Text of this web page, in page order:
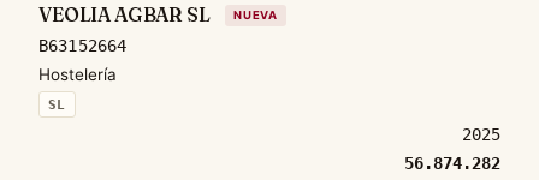
VEOLIA AGBAR SL NUEVA
B63152664
Hostelería
SL
2025
56.874.282